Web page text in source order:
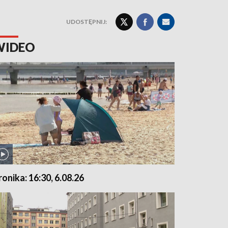
UDOSTĘPNIJ:
16:30, 6.08.26